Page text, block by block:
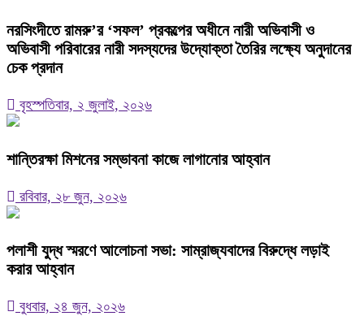
নরসিংদীতে রামরু’র ‘সফল’ প্রকল্পের অধীনে নারী অভিবাসী ও
অভিবাসী পরিবারের নারী সদস্যদের উদ্যোক্তা তৈরির লক্ষ্যে অনুদানের
চেক প্রদান
বৃহস্পতিবার, ২ জুলাই, ২০২৬
শান্তিরক্ষা মিশনের সম্ভাবনা কাজে লাগানোর আহ্বান
রবিবার, ২৮ জুন, ২০২৬
পলাশী যুদ্ধ স্মরণে আলোচনা সভা: সাম্রাজ্যবাদের বিরুদ্ধে লড়াই
করার আহ্বান
বুধবার, ২৪ জুন, ২০২৬